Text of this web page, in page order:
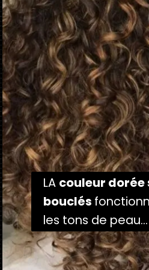
LA couleur dorée
bouclés
les tons de peau...
LA couleur dorée
bouclés
les tons de peau...